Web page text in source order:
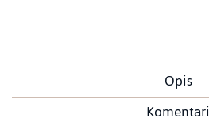
Opis
Komentari